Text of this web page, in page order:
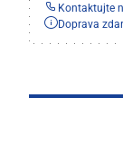
Kontaktujte
Doprava